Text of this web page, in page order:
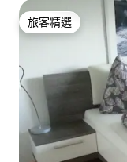
旅客精選
旅客精選